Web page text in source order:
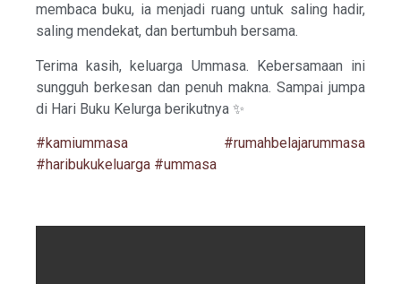
membaca buku, ia menjadi ruang untuk saling hadir,
saling mendekat, dan bertumbuh bersama.
Terima kasih, keluarga Ummasa. Kebersamaan ini
sungguh berkesan dan penuh makna. Sampai jumpa
di Hari Buku Kelurga berikutnya ✨
#kamiummasa
#rumahbelajarummasa
#haribukukeluarga #ummasa